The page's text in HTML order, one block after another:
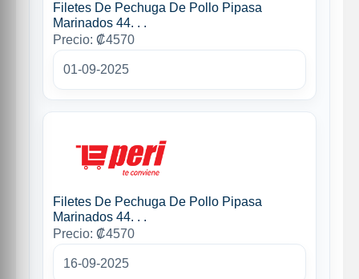
Filetes De Pechuga De Pollo Pipasa
Marinados 44. . .
Precio: ₡4570
01-09-2025
Filetes De Pechuga De Pollo Pipasa
Marinados 44. . .
Precio: ₡4570
16-09-2025